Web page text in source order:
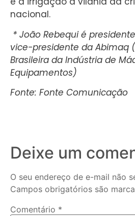
nacional.
* João Rebequi é
vice-presidente da Abimaq
Brasileira da Indústria de
Equipamentos)
Fonte: Fonte Comunicação
Deixe um
O seu endereço de e-mail não
Campos obrigatórios são
Comentário *